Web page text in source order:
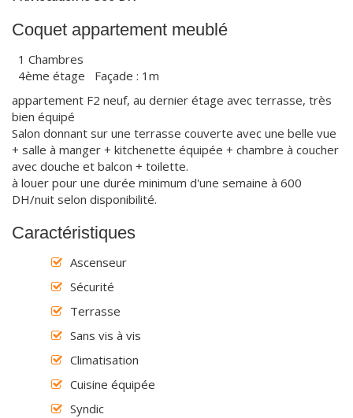
Coquet appartement meublé
1 Chambres
4ème étage Façade : 1m
appartement F2 neuf, au dernier étage avec terrasse, très
bien équipé
Salon donnant sur une terrasse couverte avec une belle vue
+ salle à manger + kitchenette équipée + chambre à coucher
avec douche et balcon + toilette.
à louer pour une durée minimum d'une semaine à 600
DH/nuit selon disponibilité.
Caractéristiques
Ascenseur
Sécurité
Terrasse
Sans vis à vis
Climatisation
Cuisine équipée
Syndic